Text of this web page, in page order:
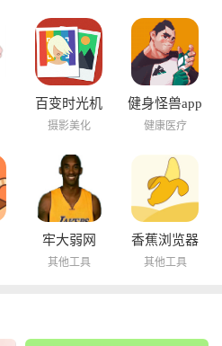
百变时光机
摄影美化
健身怪兽app
健康医疗
牢大弱网
其他工具
香蕉浏览器
其他工具